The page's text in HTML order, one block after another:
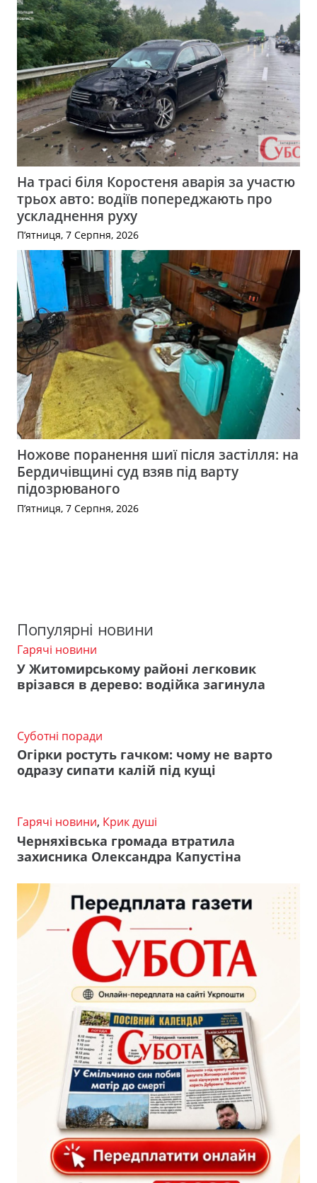
На трасі біля Коростеня аварія за участю
трьох авто: водіїв попереджають про
ускладнення руху
П’ятниця, 7 Серпня, 2026
Ножове поранення шиї після застілля: на
Бердичівщині суд взяв під варту
підозрюваного
П’ятниця, 7 Серпня, 2026
Популярні новини
Гарячі новини
У Житомирському районі легковик
врізався в дерево: водійка загинула
Суботні поради
Огірки ростуть гачком: чому не варто
одразу сипати калій під кущі
Гарячі новини, Крик душі
Черняхівська громада втратила
захисника Олександра Капустіна